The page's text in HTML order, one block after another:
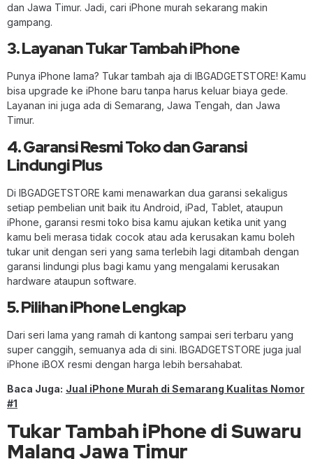
dan Jawa Timur. Jadi, cari iPhone murah sekarang makin
gampang.
3. Layanan Tukar Tambah iPhone
Punya iPhone lama? Tukar tambah aja di IBGADGETSTORE! Kamu
bisa upgrade ke iPhone baru tanpa harus keluar biaya gede.
Layanan ini juga ada di Semarang, Jawa Tengah, dan Jawa
Timur.
4. Garansi Resmi Toko dan Garansi
Lindungi Plus
Di IBGADGETSTORE kami menawarkan dua garansi sekaligus
setiap pembelian unit baik itu Android, iPad, Tablet, ataupun
iPhone, garansi resmi toko bisa kamu ajukan ketika unit yang
kamu beli merasa tidak cocok atau ada kerusakan kamu boleh
tukar unit dengan seri yang sama terlebih lagi ditambah dengan
garansi lindungi plus bagi kamu yang mengalami kerusakan
hardware ataupun software.
5. Pilihan iPhone Lengkap
Dari seri lama yang ramah di kantong sampai seri terbaru yang
super canggih, semuanya ada di sini. IBGADGETSTORE juga jual
iPhone iBOX resmi dengan harga lebih bersahabat.
Baca Juga: Jual iPhone Murah di Semarang Kualitas Nomor
#1
Tukar Tambah iPhone di Suwaru
Malang Jawa Timur